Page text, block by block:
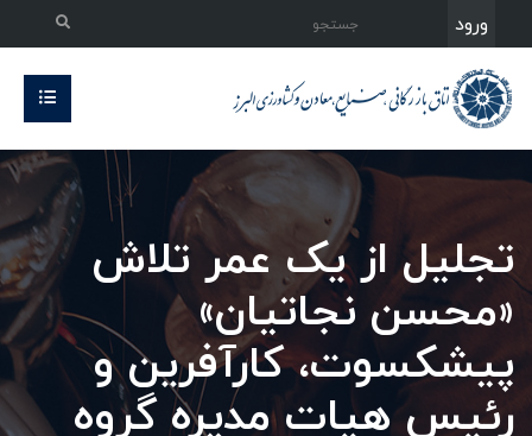
ورود
تجلیل از یک عمر تلاش
«محسن نجاتیان»
پیشکسوت، کارآفرین و
رئیس هیات مدیره گروه